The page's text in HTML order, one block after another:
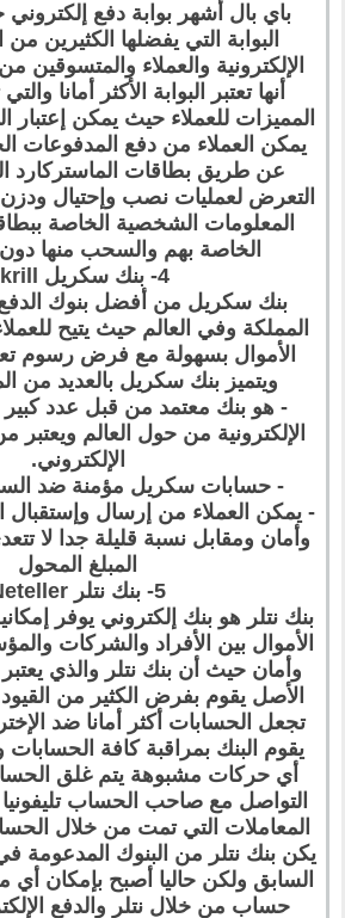
باي بال أشهر بوابة دفع
البوابة التي يفضلها الكثيرين من
الإلكترونية والعملاء
أنها تعتبر البوابة الأكثر أمانا
المميزات للعملاء حيث يمكن إعتبار
يمكن العملاء من دفع المدفوعات
عن طريق بطاقات الماستركارد
التعرض لعمليات نصب وإحتيال
المعلومات الشخصية الخاصة
الخاصة بهم والسحب منها
4- بنك سكريل Skrill
بنك سكريل من أفضل بنوك الدفع
المملكة وفي العالم حيث يتيح
الأموال بسهولة مع فرض رسوم
ويتميز بنك سكريل بالعديد من
- هو بنك معتمد من قبل عدد كبير
الإلكترونية من حول العالم
الإلكتروني.
- حسابات سكريل مؤمنة ضد
- يمكن العملاء من إرسال وإستقبال
المبلغ المحول
5- بنك نتلر Neteller
بنك نتلر هو بنك إلكتروني يوفر
الأموال بين الأفراد والشركات
وأمان حيث أن بنك نتلر والذي
الأصل يقوم بفرض الكثير من القيود
تجعل الحسابات أكثر أمانا ضد
يقوم البنك بمراقبة كافة
أي حركات مشبوهة يتم غلق
التواصل مع صاحب الحساب تليفونيا
المعاملات التي تمت من خلال
يكن بنك نتلر من البنوك المدعومة
السابق ولكن حاليا أصبح بإمكان
حساب من خلال نتلر والدفع